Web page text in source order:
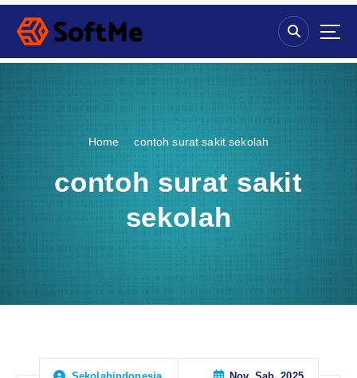
S
p
Home contoh surat sakit sekolah
contoh surat sakit
sekolah